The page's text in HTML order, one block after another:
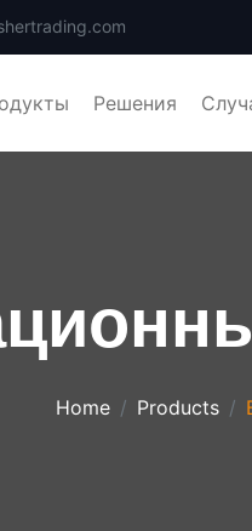
Решения
Home Products